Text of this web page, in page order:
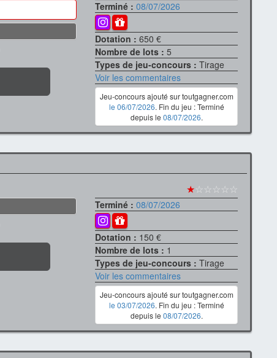
Terminé :08/07/2026
Dotation :650 €
Nombre de lots :5
Types de jeu-concours :Tirage
Voir les commentaires
Jeu-concours ajouté sur toutgagner.com
le 06/07/2026. Fin du jeu : Terminé
depuis le 08/07/2026.
★☆☆☆☆☆
Terminé :08/07/2026
Dotation : 150 €
Nombre de lots : 1
Types de jeu-concours :Tirage
Voir les commentaires
Jeu-concours ajouté sur toutgagner.com
le 03/07/2026. Fin du jeu : Terminé
depuis le 08/07/2026.